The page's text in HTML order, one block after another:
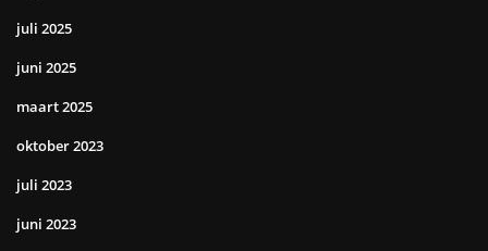
juli 2025
juni 2025
maart 2025
oktober 2023
juli 2023
juni 2023